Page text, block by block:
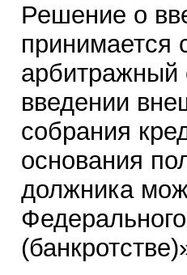
Решение о
принимается
арбитражный
введении
собрания
основания
должника